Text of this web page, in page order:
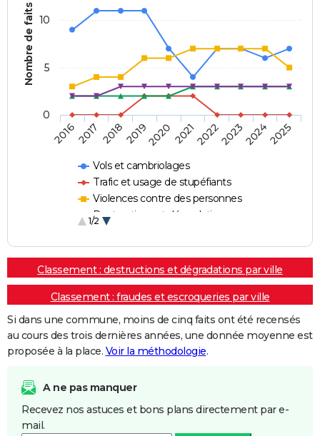
Nombre de faits
Vols et cambriolages
Trafic et usage de stupéfiants
Violences contre des personnes
Destructions et dégradations
1/2
20162017 20182019202020212022202320242025
0
5
10
Classement : destructions et dégradations par ville
Classement : fraudes et escroqueries par ville
Si dans une commune, moins de cinq faits ont été recensés
au cours des trois dernières années, une donnée moyenne est
proposée à la place. Voir la méthodologie.
A ne pas manquer
Recevez nos astuces et bons plans directement par e-
mail.